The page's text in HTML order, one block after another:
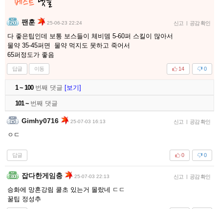
팬훈 25-06-23 22:24 신고 | 공감 확인
다 좋은팁인데 보통 보스들이 체비뎀 5-60퍼 스킬이 많아서
물약 35-45퍼면 물약 먹지도 못하고 죽어서
65퍼정도가 좋음
답글 이동 0
14
1 ~ 100번째 댓글 [보기]
101 ~ 번째 댓글
Gimhy0716 25-07-03 16:13 신고 | 공감 확인
ㅇㄷ
답글 0
0
잡다한게임충 25-07-03 22:13 신고 | 공감 확인
승화에 망혼강림 쿨초 있는거 몰랐네 ㄷㄷ
꿀팁 정성추